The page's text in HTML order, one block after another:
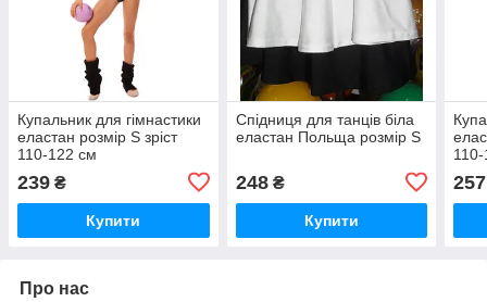
Купальник для гімнастики
еластан розмір S зріст
110-122 см
239 ₴
Купити
Спідниця для танців біла
еластан Польща розмір S
248₴
Купити
257
Про нас